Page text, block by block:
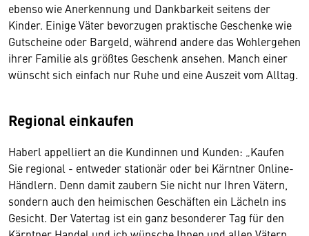
ebenso wie Anerkennung und Dankbarkeit seitens der
Kinder. Einige Väter bevorzugen praktische Geschenke wie
Gutscheine oder Bargeld, während andere das Wohlergehen
ihrer Familie als größtes Geschenk ansehen. Manch einer
wünscht sich einfach nur Ruhe und eine Auszeit vom Alltag.
Regional einkaufen
Haberl appelliert an die Kundinnen und Kunden: „Kaufen
Sie regional - entweder stationär oder bei Kärntner Online-
Händlern. Denn damit zaubern Sie nicht nur Ihren Vätern,
sondern auch den heimischen Geschäften ein Lächeln ins
Gesicht. Der Vatertag ist ein ganz besonderer Tag für den